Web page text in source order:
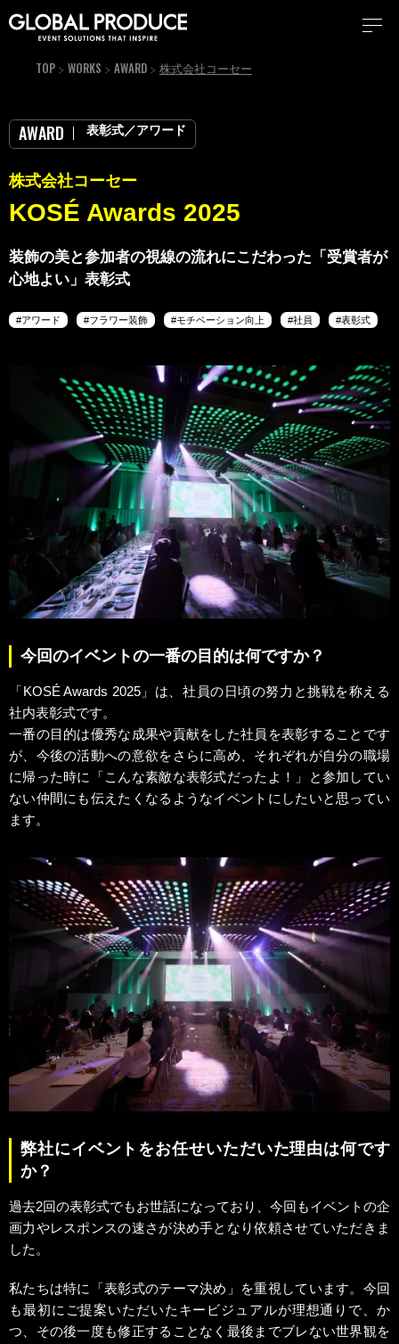
TOP WORKS AWARD 株式会社コーセー
AWARD 表彰式／アワード
株式会社コーセー
KOSÉ Awards 2025
装飾の美と参加者の視線の流れにこだわった「受賞者が
心地よい」表彰式
アワード フラワー装飾 モチベーション向上 社員 表彰式
今回のイベントの一番の目的は何ですか？
「KOSÉ Awards 2025」は、社員の日頃の努力と挑戦を称える
社内表彰式です。
一番の目的は優秀な成果や貢献をした社員を表彰することです
が、今後の活動への意欲をさらに高め、それぞれが自分の職場
に帰った時に「こんな素敵な表彰式だったよ！」と参加してい
ない仲間にも伝えたくなるようなイベントにしたいと思ってい
ます。
弊社にイベントをお任せいただいた理由は何です
か？
過去2回の表彰式でもお世話になっており、今回もイベントの企
画力やレスポンスの速さが決め手となり依頼させていただきま
した。
私たちは特に「表彰式のテーマ決め」を重視しています。今回
も最初にご提案いただいたキービジュアルが理想通りで、か
つ、その後一度も修正することなく最後までブレない世界観を